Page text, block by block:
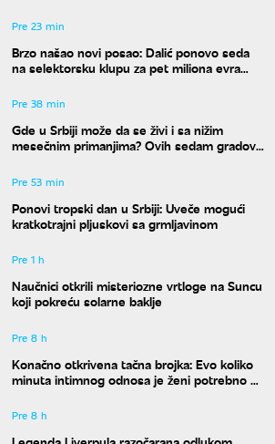
Pre 23 min
Brzo našao novi posao: Dalić ponovo seda
na selektorsku klupu za pet miliona evra
Pre 38 min
Gde u Srbiji može da se živi i sa nižim
mesečnim primanjima? Ovih sedam gradova
Pre 53 min
Ponovi tropski dan u Srbiji: Uveče mogući
kratkotrajni pljuskovi sa grmljavinom
Pre 1 h
Naučnici otkrili misteriozne vrtloge na Suncu
koji pokreću solarne baklje
Pre 8 h
Konačno otkrivena tačna brojka: Evo koliko
minuta intimnog odnosa je ženi potrebno da
Pre 8 h